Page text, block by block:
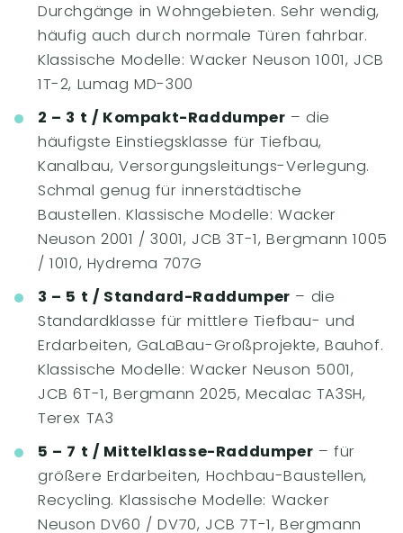
Durchgänge in Wohngebieten. Sehr wendig,
häufig auch durch normale Türen fahrbar.
Klassische Modelle: Wacker Neuson 1001, JCB
1T-2, Lumag MD-300
2 – 3 t / Kompakt-Raddumper – die
häufigste Einstiegsklasse für Tiefbau,
Kanalbau, Versorgungsleitungs-Verlegung.
Schmal genug für innerstädtische
Baustellen. Klassische Modelle: Wacker
Neuson 2001 / 3001, JCB 3T-1, Bergmann 1005
/ 1010, Hydrema 707G
3 – 5 t / Standard-Raddumper – die
Standardklasse für mittlere Tiefbau- und
Erdarbeiten, GaLaBau-Großprojekte, Bauhof.
Klassische Modelle: Wacker Neuson 5001,
JCB 6T-1, Bergmann 2025, Mecalac TA3SH,
Terex TA3
5 – 7 t / Mittelklasse-Raddumper – für
größere Erdarbeiten, Hochbau-Baustellen,
Recycling. Klassische Modelle: Wacker
Neuson DV60 / DV70, JCB 7T-1, Bergmann